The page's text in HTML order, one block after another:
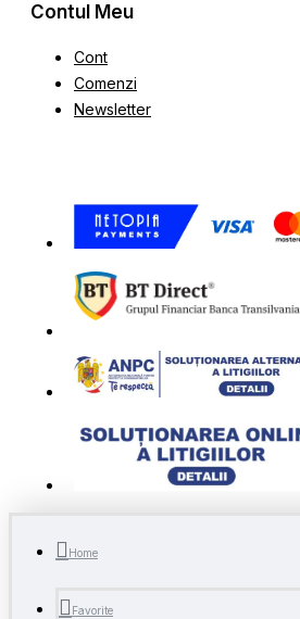
Contul Meu
Cont
Comenzi
Newsletter
Home
Favorite